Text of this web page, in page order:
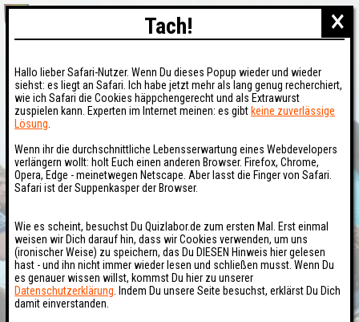
×
Tach!
Hallo lieber Safari-Nutzer. Wenn Du dieses Popup wieder und wieder
siehst: es liegt an Safari. Ich habe jetzt mehr als lang genug recherchiert,
wie ich Safari die Cookies häppchengerecht und als Extrawurst
zuspielen kann. Experten im Internet meinen: es gibt keine zuverlässige
Lösung
Wenn ihr die durchschnittliche Lebensserwartung eines Webdevelopers
verlängern wollt: holt Euch einen anderen Browser. Firefox, Chrome,
Opera, Edge - meinetwegen Netscape. Aber lasst die Finger von Safari.
Safari ist der Suppenkasper der Browser.
Wie es scheint, besuchst Du Quizlabor.de zum ersten Mal. Erst einmal
weisen wir Dich darauf hin, dass wir Cookies verwenden, um uns
(ironischer Weise) zu speichern, das Du DIESEN Hinweis hier gelesen
hast - und ihn nicht immer wieder lesen und schließen musst. Wenn Du
es genauer wissen willst, kommst Du hier zu unserer
Datenschutzerklärung . Indem Du unsere Seite besuchst, erklärst Du Dich
damit einverstanden.